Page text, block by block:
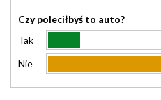
Czy poleciłbyś to auto?
Tak
Nie